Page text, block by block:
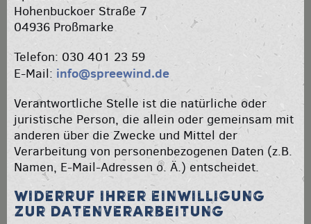
Hohenbuckoer Straße 7
04936 Proßmarke
Telefon: 030 401 23 59
E-Mail: info@spreewind.de
Verantwortliche Stelle ist die natürliche oder
juristische Person, die allein oder gemeinsam mit
anderen über die Zwecke und Mittel der
Verarbeitung von personenbezogenen Daten (z.B.
Namen, E-Mail-Adressen o. Ä.) entscheidet.
Widerruf Ihrer Einwilligung
zur Datenverarbeitung